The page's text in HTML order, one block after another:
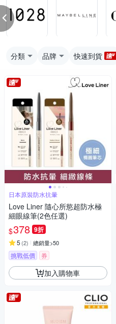
分類 品牌 快速到貨
日本原裝防水抗暈
Love Liner 隨心所慾超防水極
細眼線筆(2色任選)
$378 9折
5 (2) 總銷量>50
挑戰低價 券
加入購物車